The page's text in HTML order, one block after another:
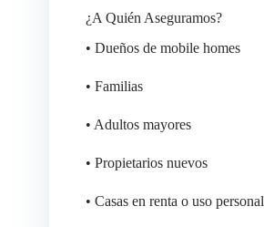
¿A Quién Aseguramos?
• Dueños de mobile homes
• Familias
• Adultos mayores
• Propietarios nuevos
• Casas en renta o uso personal